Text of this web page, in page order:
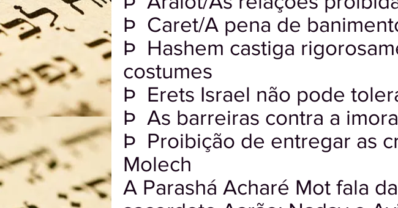
Þ Caret/A pena de
Þ Hashem castiga
costumes
Þ Erets Israel não pode
Þ As barreiras contra a
Þ Proibição de entregar as
Molech
A Parashá Acharé Mot fala